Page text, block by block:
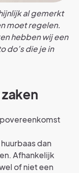
al gemerkt
moet regelen.
hebben wij een
do’s die je in
dan
Afhankelijk
of niet een